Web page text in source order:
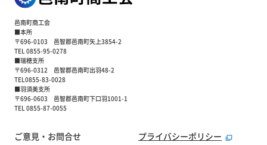
邑南町商工会
■本所
〒696-0103 邑智郡邑南町矢上3854-2
TEL 0855-95-0278
■瑞穂支所
〒696-0312 邑智郡邑南町出羽48-2
TEL0855-83-0028
■羽須美支所
〒696-0603 邑智郡邑南町下口羽1001-1
TEL 0855-87-0055
ご意見・お問合せ プライバシーポリシー